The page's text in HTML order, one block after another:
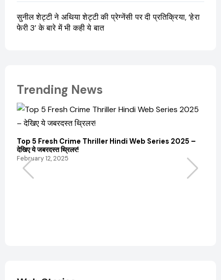
सुनील शेट्टी ने अथिया शेट्टी की प्रेग्नेंसी पर दी प्रतिक्रिया, ‘हेरा
फेरी 3’ के बारे में भी कही ये बात
Trending News
Top 5 Fresh Crime Thriller Hindi Web Series 2025 –
देखिए ये जबरदस्त थ्रिलर!
February 12, 2025